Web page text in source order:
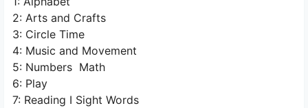
2: Arts and Crafts
3: Circle Time
4: Music and Movement
5: Numbers Math
6: Play
7: Reading I Sight Words